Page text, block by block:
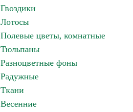
Гвоздики
Лотосы
Полевые цветы, комнатные
Тюльпаны
Разноцветные фоны
Радужные
Ткани
Весенние